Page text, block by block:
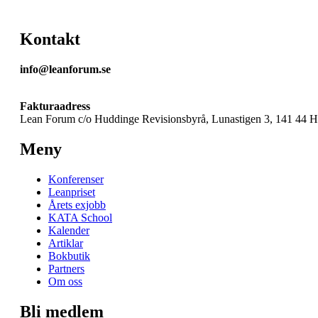
Kontakt
info@leanforum.se
Fakturaadress
Lean Forum c/o Huddinge Revisionsbyrå, Lunastigen 3, 141 44
Meny
Konferenser
Leanpriset
Årets exjobb
KATA School
Kalender
Artiklar
Bokbutik
Partners
Om oss
Bli medlem